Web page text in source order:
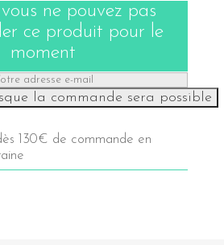
ne pouvez pas
ce produit pour le
moment
130€ de commande en